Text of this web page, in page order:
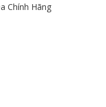
Chính Hãng